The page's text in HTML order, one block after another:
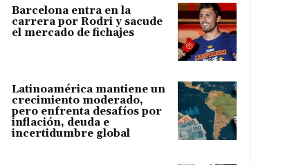
Barcelona entra en la
carrera por Rodri y sacude
el mercado de fichajes
Latinoamérica mantiene un
crecimiento moderado,
pero enfrenta desafíos por
inflación, deuda e
incertidumbre global